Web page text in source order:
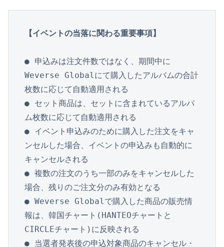
【イベントの当落に関わる重要事項】
● 申込みは注文件数ではなく、期間中に
Weverse Globalにて購入したアルバムの合計
枚数に応じて自動適用される
● セット商品は、セットに含まれているアルバ
ム枚数に応じて自動適用される
● イベント申込みのために購入した注文をキャ
ンセルした場合、イベントの申込みも自動的に
キャンセルされる
● 複数の注文のうち一部のみをキャンセルした
場合、残りのご注文分のみ有効となる
● Weverse Globalで購入した商品の販売情
報は、韓国チャート(HANTEOチャートと
CIRCLEチャート)に反映される
● 当選者発表後の申込対象商品のキャンセル・